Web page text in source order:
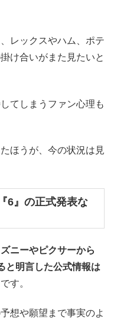
レックスやハム、ポテ
け合いがまた見たいと
てしまうファン心理も
ほうが、今の状況は見
6』の正式発表な
ニーやピクサーから
と明言した公式情報は
す。
想や願望まで事実のよ